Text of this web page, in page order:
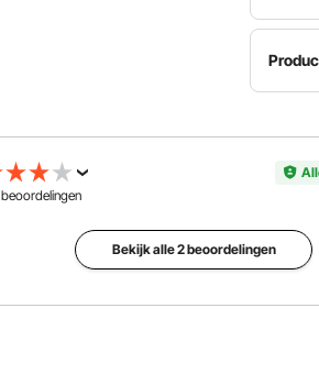
beoordelingen
Bekijk alle 2 beoordelingen